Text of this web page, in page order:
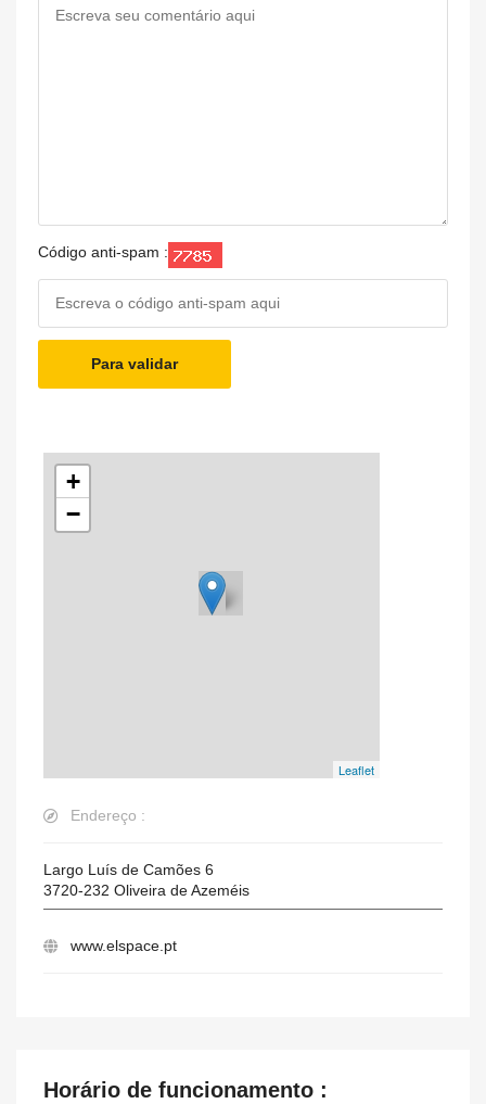
Código anti-spam :
Para validar
+
−
Leaflet
Endereço :
Largo Luís de Camões 6
3720-232 Oliveira de Azeméis
www.elspace.pt
Horário de funcionamento :